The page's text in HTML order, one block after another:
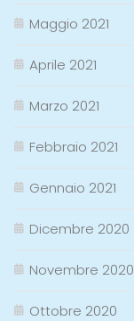
Maggio 2021
Aprile 2021
Marzo 2021
Febbraio 2021
Gennaio 2021
Dicembre 2020
Novembre 2020
Ottobre 2020